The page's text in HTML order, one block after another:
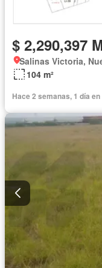
$ 2,290,397
Salinas Victoria,
104 m²
Hace 2 semanas, 1 día en